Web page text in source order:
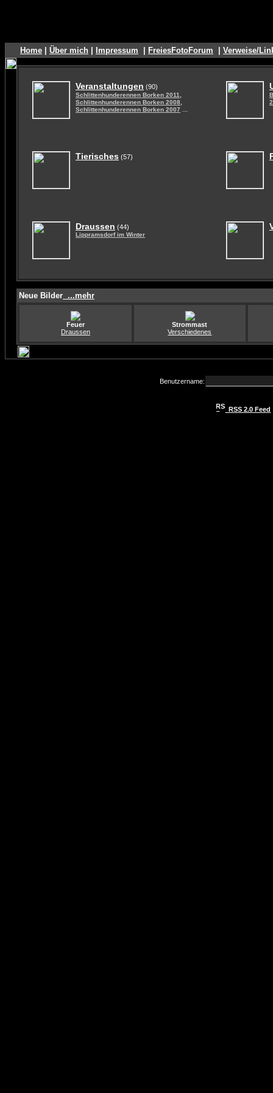
Home Über mich Impressum FreiesFotoForum Verweise/
Veranstaltungen (90)
Schlittenhunderennen Borken 2011
Schlittenhunderennen Borken 2008
Schlittenhunderennen Borken 2007
Tierisches (57)
Draussen (44)
Lippramsdorf im Winter
Neue Bilder ...mehr
Feuer
Draussen
Strommast
Verschiedenes
Benutzername:
RSS 2.0 Feed